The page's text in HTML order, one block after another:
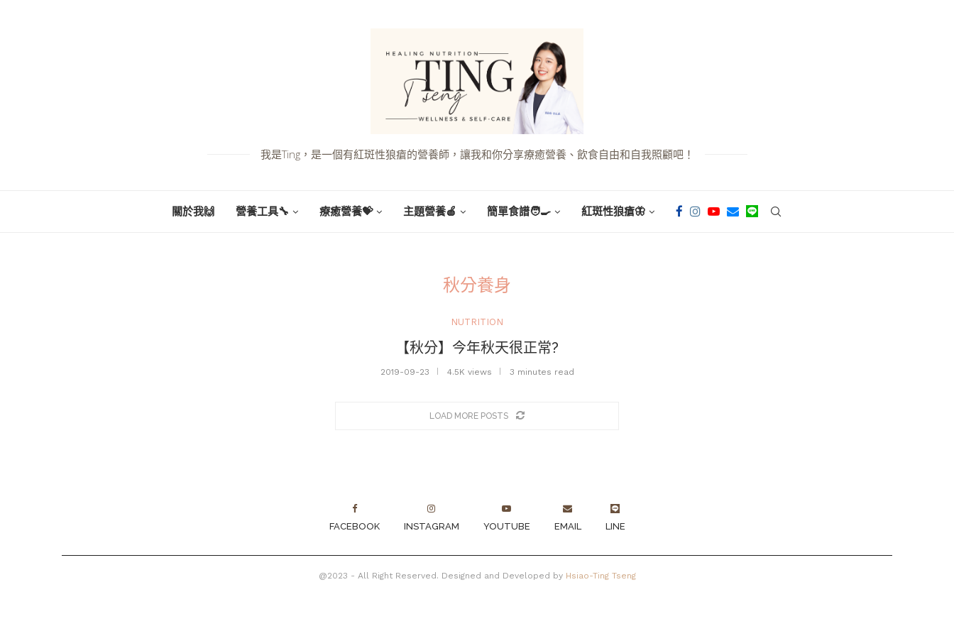
我是Ting，是一個有紅斑性狼瘡的營養師，讓我和你分享療癒營養、飲食自由和自我照顧吧！
關於我🙌 營養工具🔧 療癒營養💝 主題營養🍎 簡單食譜🧑‍🍳 紅斑性狼瘡🦋
秋分養身
NUTRITION
【秋分】今年秋天很正常?
2019-09-23 4.5K views 3 minutes read
LOAD MORE POSTS
FACEBOOK INSTAGRAM YOUTUBE EMAIL LINE
@2023 - All Right Reserved. Designed and Developed by Hsiao-Ting Tseng